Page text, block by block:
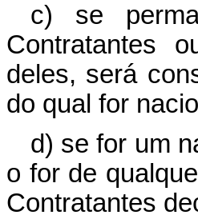
c) se
Contratantes
deles, será
do qual for
d) se for um
o for de
Contratantes